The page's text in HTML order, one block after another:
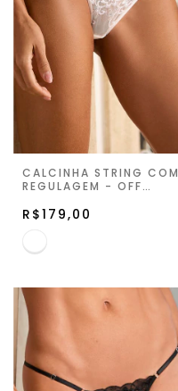
CALCINHA STRING COM
REGULAGEM - OFF
GLOW
R$179,00